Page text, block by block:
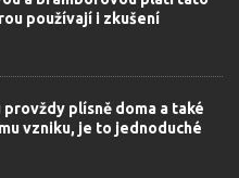
používají i zkušení
plísně doma a také
vzniku, je to jednoduché